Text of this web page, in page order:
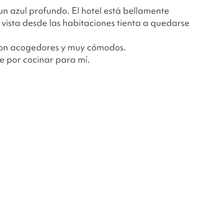
azul profundo. El hotel está bellamente
desde las habitaciones tienta a quedarse
acogedores y muy cómodos.
por cocinar para mí.